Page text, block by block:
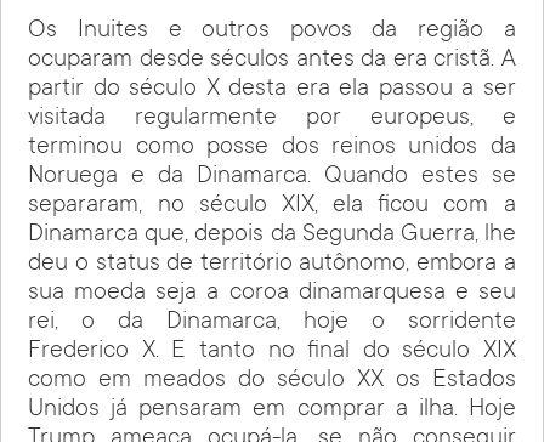
Os Inuites e outros povos da região a
ocuparam desde séculos antes da era cristã. A
partir do século X desta era ela passou a ser
visitada regularmente por europeus, e
terminou como posse dos reinos unidos da
Noruega e da Dinamarca. Quando estes se
separaram, no século XIX, ela ficou com a
Dinamarca que, depois da Segunda Guerra, lhe
deu o status de território autônomo, embora a
sua moeda seja a coroa dinamarquesa e seu
rei, o da Dinamarca, hoje o sorridente
Frederico X. E tanto no final do século XIX
como em meados do século XX os Estados
Unidos já pensaram em comprar a ilha. Hoje